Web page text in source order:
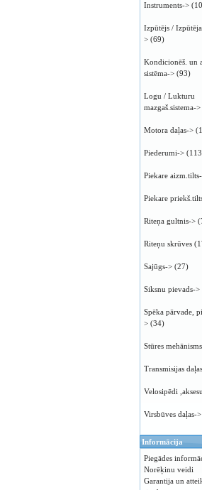
Instruments->
Izpūtējs /
> (69)
Kondicionēš. un
sistēma-> (93)
Logu / Lukturu
mazgaš.sistema->
Motora daļas->
Piederumi->
Piekare
Piekare
Riteņa gultnis->
Riteņu skrūves
Sajūgs-> (27)
Siksnu pievads->
Spēka pārvade,
> (34)
Stūres
Transmisijas
Velosipēdi
Virsbūves daļas->
Informācija
Piegādes
Norēķinu veidi
Garantija un